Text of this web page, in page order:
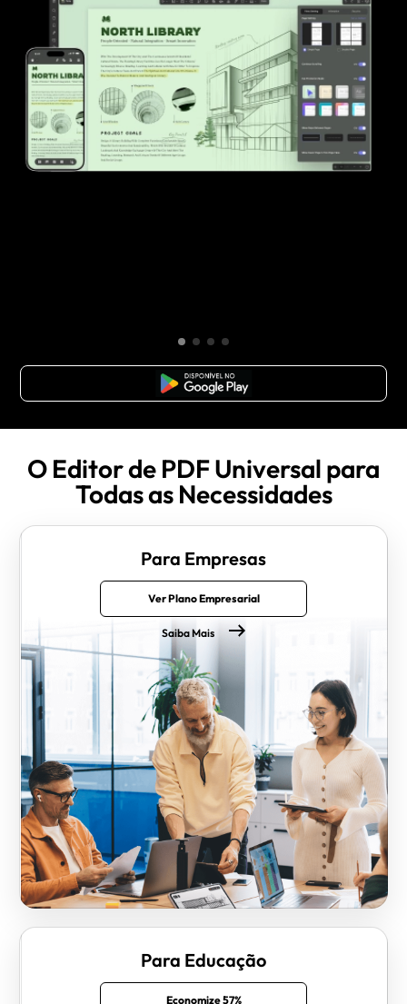
Baixar Grátis
O Editor de PDF Universal para
Todas as Necessidades
Para Empresas
Ver Plano Empresarial
Saiba Mais
Para Educação
Economize 57%